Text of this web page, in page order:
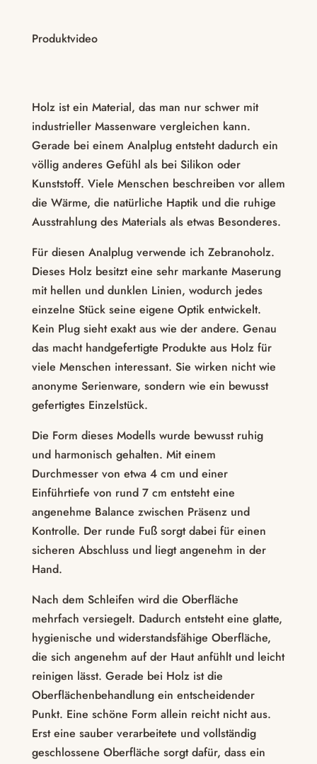
Produktvideo
Holz ist ein Material, das man nur schwer mit
industrieller Massenware vergleichen kann.
Gerade bei einem Analplug entsteht dadurch ein
völlig anderes Gefühl als bei Silikon oder
Kunststoff. Viele Menschen beschreiben vor allem
die Wärme, die natürliche Haptik und die ruhige
Ausstrahlung des Materials als etwas Besonderes.
Für diesen Analplug verwende ich Zebranoholz.
Dieses Holz besitzt eine sehr markante Maserung
mit hellen und dunklen Linien, wodurch jedes
einzelne Stück seine eigene Optik entwickelt.
Kein Plug sieht exakt aus wie der andere. Genau
das macht handgefertigte Produkte aus Holz für
viele Menschen interessant. Sie wirken nicht wie
anonyme Serienware, sondern wie ein bewusst
gefertigtes Einzelstück.
Die Form dieses Modells wurde bewusst ruhig
und harmonisch gehalten. Mit einem
Durchmesser von etwa 4 cm und einer
Einführtiefe von rund 7 cm entsteht eine
angenehme Balance zwischen Präsenz und
Kontrolle. Der runde Fuß sorgt dabei für einen
sicheren Abschluss und liegt angenehm in der
Hand.
Nach dem Schleifen wird die Oberfläche
mehrfach versiegelt. Dadurch entsteht eine glatte,
hygienische und widerstandsfähige Oberfläche,
die sich angenehm auf der Haut anfühlt und leicht
reinigen lässt. Gerade bei Holz ist die
Oberflächenbehandlung ein entscheidender
Punkt. Eine schöne Form allein reicht nicht aus.
Erst eine sauber verarbeitete und vollständig
geschlossene Oberfläche sorgt dafür, dass ein